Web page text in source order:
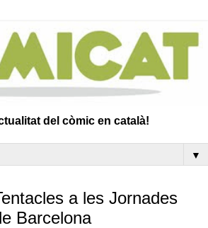
del còmic en català!
▼
a les Jornades
Barcelona